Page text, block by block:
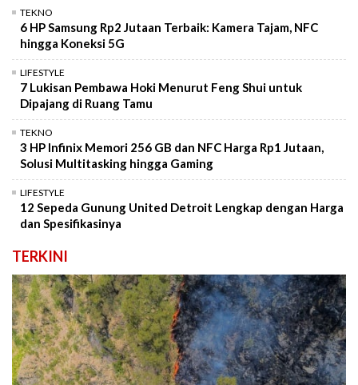
TEKNO
6 HP Samsung Rp2 Jutaan Terbaik: Kamera Tajam, NFC
hingga Koneksi 5G
LIFESTYLE
7 Lukisan Pembawa Hoki Menurut Feng Shui untuk
Dipajang di Ruang Tamu
TEKNO
3 HP Infinix Memori 256 GB dan NFC Harga Rp1 Jutaan,
Solusi Multitasking hingga Gaming
LIFESTYLE
12 Sepeda Gunung United Detroit Lengkap dengan Harga
dan Spesifikasinya
TERKINI